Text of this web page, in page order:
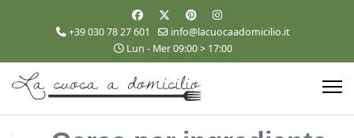
+39 030 78 27 601
info@lacuocaadomicilio.it
Lun - Mer 09:00 > 17:00